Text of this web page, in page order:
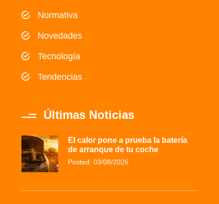
Normativa
Novedades
Tecnología
Tendencias
Últimas Noticias
El calor pone a prueba la batería
de arranque de tu coche
Posted: 03/08/2026